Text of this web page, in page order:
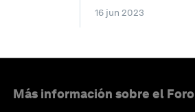
16 jun 2023
Más información sobre el Foro